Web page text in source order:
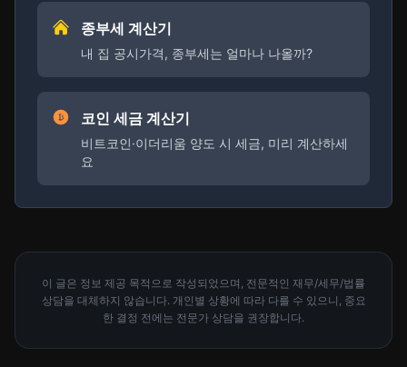
종부세 계산기
내 집 공시가격, 종부세는 얼마나 나올까?
코인 세금 계산기
비트코인·이더리움 양도 시 세금, 미리 계산하세
요
이 글은 정보 제공 목적으로 작성되었으며, 전문적인 재무/세무/법률
상담을 대체하지 않습니다. 개인별 상황에 따라 다를 수 있으니, 중요
한 결정 전에는 전문가 상담을 권장합니다.